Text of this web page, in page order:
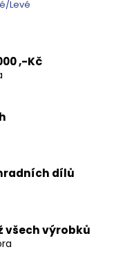
Levé
,-Kč
dílů
všech výrobků